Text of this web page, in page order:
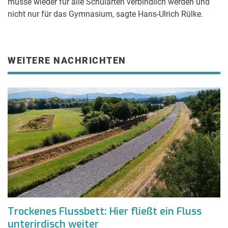
nicht nur für das Gymnasium, sagte Hans-Ulrich Rülke.
WEITERE NACHRICHTEN
Trockenes Flussbett: Hier fließt ein Fluss
unterirdisch weiter